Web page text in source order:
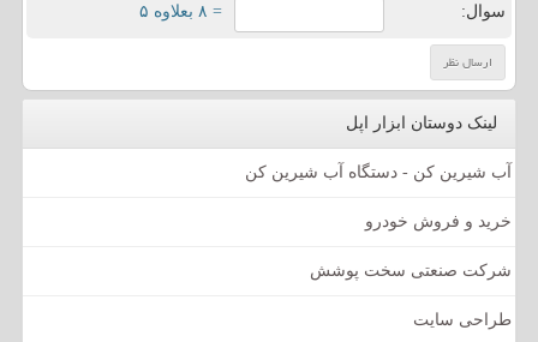
سوال: = ۸ بعلاوه ۵
لینک دوستان ابزار اپل
آب شیرین کن - دستگاه آب شیرین کن
خرید و فروش خودرو
شرکت صنعتی سخت پوشش
طراحی سایت